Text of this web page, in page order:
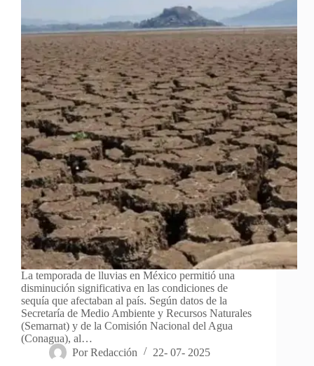
La temporada de lluvias en México permitió una
disminución significativa en las condiciones de
sequía que afectaban al país. Según datos de la
Secretaría de Medio Ambiente y Recursos Naturales
(Semarnat) y de la Comisión Nacional del Agua
(Conagua), al…
Por Redacción 22- 07- 2025